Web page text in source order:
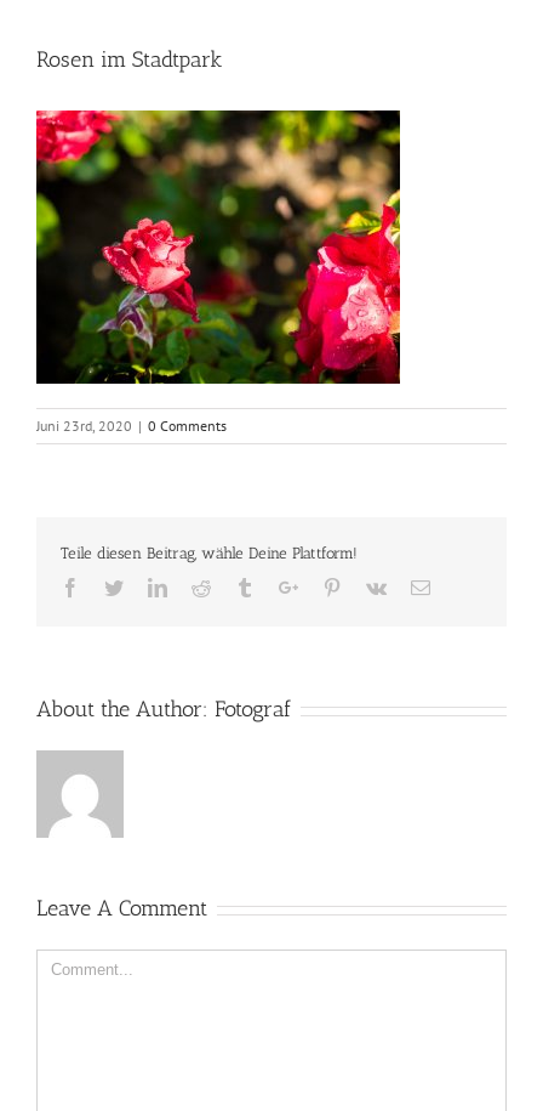
Rosen im Stadtpark
Juni 23rd, 2020 | 0 Comments
Teile diesen Beitrag, wähle Deine Plattform!
Facebook
TwitterLinkedinReddit TumblrGoogle+Pinterest
Vk Email
About the Author: Fotograf
Leave A Comment
Comment